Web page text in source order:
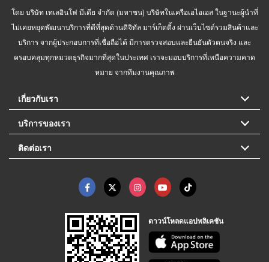
โดย บริษัท เทเลอินโฟ มีเดีย จำกัด (มหาชน) บริษัทในเครือเอไอเอส ในฐานะผู้นำที่
ไม่เคยหยุดพัฒนาบริการที่ดีที่สุดด้านดิจิทัล มาร์เก็ตติ้ง ผ่านเว็บไซต์รวมสินค้าและ
บริการ จากผู้ประกอบการที่เชื่อถือได้ มีการตรวจสอบและยืนยันตัวตนจริง และ
ครอบคลุมทุกหมวดธุรกิจมากที่สุดในประเทศ เราจะมอบบริการที่เหนือความคาด
หมาย จากทีมงานคุณภาพ
เกี่ยวกับเรา
บริการของเรา
ติดต่อเรา
ดาวน์โหลดแอปพลิเคชัน